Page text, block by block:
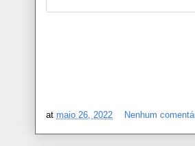
at maio 26, 2022 Nenhum